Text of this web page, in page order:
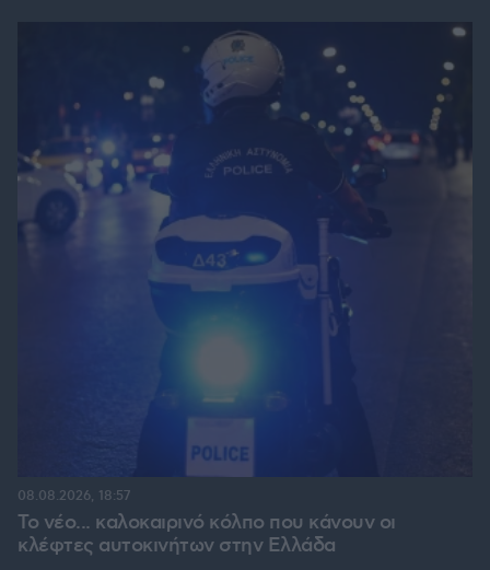
Το νέο... καλοκαιρινό κόλπο που κάνουν οι
κλέφτες αυτοκινήτων στην Ελλάδα
08.08.2026, 18:57